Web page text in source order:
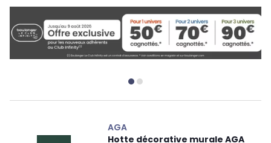
AGA
Hotte décorative murale AGA